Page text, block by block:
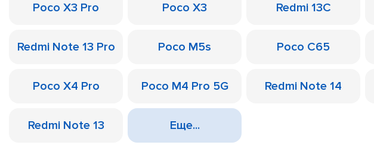
Poco X3 Pro Poco X3 Redmi 13C
Redmi Note 13 Pro Poco M5s Poco C65
Poco X4 Pro Poco M4 Pro 5G Redmi Note 14
Redmi Note 13 Еще...